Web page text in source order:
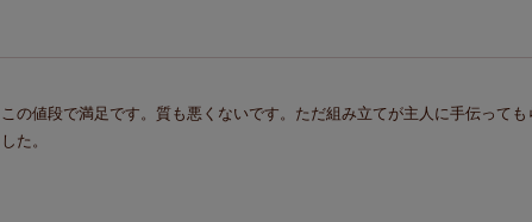
この値段で満足です。質も悪くないです。ただ組み立てが主人に手伝って
した。